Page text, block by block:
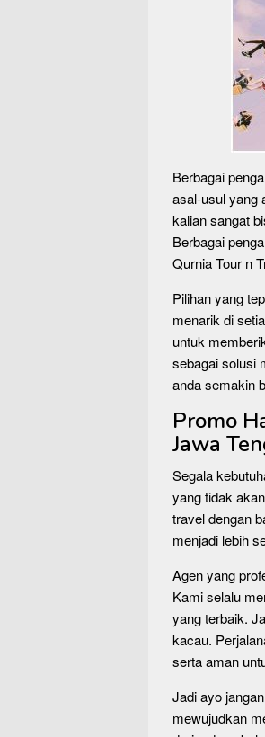
Berbagai
asal-usul yang
kalian sangat
Berbagai
Qurnia Tour n
Pilihan yang
menarik di
untuk
sebagai solusi
anda semakin
Promo
Jawa
Segala
yang tidak
travel dengan
menjadi lebih
Agen yang
Kami selalu
yang terbaik.
kacau.
serta aman
Jadi ayo
mewujudkan